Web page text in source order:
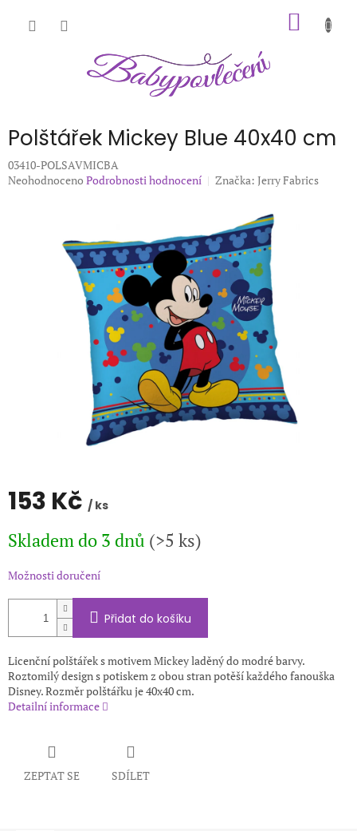
Polštářek Mickey Blue 40x40 cm
03410-POLSAVMICBA
Průměrné
Neohodnoceno Podrobnosti hodnocení Značka: Jerry Fabrics
153 Kč / ks
cena:
Skladem do 3 dnů (>5 ks)
Možnosti doručení
Přidat do košíku
Licenční polštářek s motivem Mickey laděný do modré barvy.
Roztomilý design s potiskem z obou stran potěší každého fanouška
Disney. Rozměr polštářku je 40x40 cm.
Detailní informace
ZEPTAT SE SDÍLET